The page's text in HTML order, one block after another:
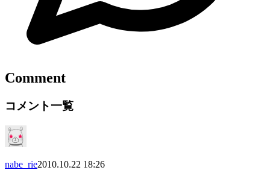
Comment
コメント一覧
nabe_rie2010.10.22 18:26